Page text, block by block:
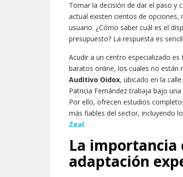
Tomar la decisión de dar el paso y
actual existen cientos de
usuario. ¿Cómo saber cuál es el
presupuesto? La respuesta es
Acudir a un centro especializado
baratos online, los cuales no están
Auditivo Oidox, ubicado en la
Patricia Fernández trabaja bajo
Por ello, ofrecen estudios
más fiables del sector, incluyendo
Zeal.
La importancia
adaptación